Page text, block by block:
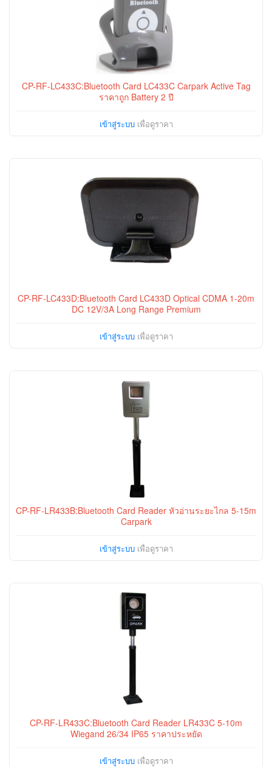
CP-RF-LC433C:Bluetooth Card LC433C Carpark Active Tag
ราคาถูก Battery 2 ปี
เข้าสู่ระบบเพื่อดูราคา
CP-RF-LC433D:Bluetooth Card LC433D Optical CDMA 1-20m
DC 12V/3A Long Range Premium
เข้าสู่ระบบเพื่อดูราคา
CP-RF-LR433B:Bluetooth Card Reader หัวอ่านระยะไกล 5-15m
Carpark
เข้าสู่ระบบเพื่อดูราคา
CP-RF-LR433C:Bluetooth Card Reader LR433C 5-10m
Wiegand 26/34 IP65 ราคาประหยัด
เข้าสู่ระบบเพื่อดูราคา